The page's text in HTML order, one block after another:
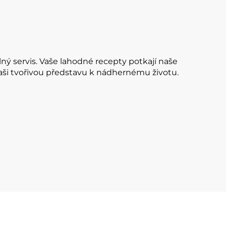
servis. Vaše lahodné recepty potkají naše
tvořivou představu k nádhernému životu.